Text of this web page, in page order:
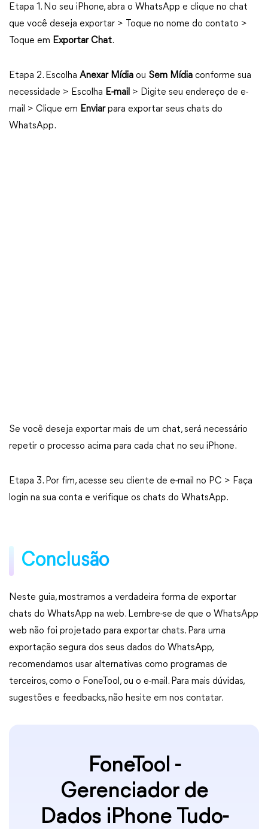
Etapa 1. No seu iPhone, abra o WhatsApp e clique no chat
que você deseja exportar > Toque no nome do contato >
Toque em Exportar Chat.
Etapa 2. Escolha Anexar Mídia ou Sem Mídia conforme sua
necessidade > Escolha E-mail > Digite seu endereço de e-
mail > Clique em Enviarpara exportar seus chats do
WhatsApp.
Se você deseja exportar mais de um chat, será necessário
repetir o processo acima para cada chat no seu iPhone.
Etapa 3. Por fim, acesse seu cliente de e-mail no PC > Faça
login na sua conta e verifique os chats do WhatsApp.
Conclusão
Neste guia, mostramos a verdadeira forma de exportar
chats do WhatsApp na web. Lembre-se de que o WhatsApp
web não foi projetado para exportar chats. Para uma
exportação segura dos seus dados do WhatsApp,
recomendamos usar alternativas como programas de
terceiros, como o FoneTool, ou o e-mail. Para mais dúvidas,
sugestões e feedbacks, não hesite em nos contatar.
FoneTool -
Gerenciador de
Dados iPhone Tudo-